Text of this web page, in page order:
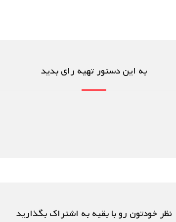
به این دستور تهیه رای بدید
نظر خودتون رو با بقیه به اشتراک بگذارید